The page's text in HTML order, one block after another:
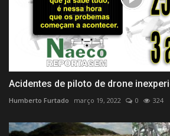
Acidentes de piloto de drone
Humberto Furtado março 19, 2022 0 324